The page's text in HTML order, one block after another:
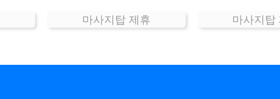
마사지탑 제휴 마사지탑